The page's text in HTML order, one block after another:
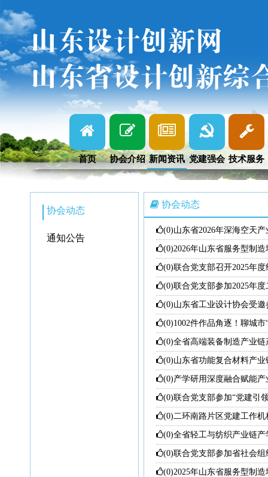
山东设计创新网
山东省设计创新综
首页 协会介绍 新闻资讯 党建强会 技术服务
协会动态
通知公告
协会动态
(0)山东省2026年深海空天
(0)2026年山东省服务型制
(0)联合党支部召开2025年
(0)联合党支部参加2025年
(0)山东省工业设计协会受
(0)1002件作品角逐！聊城
(0)全省高端装备制造产业
(0)山东省功能复合材料产
(0)产学研用深度融合赋能
(0)联合党支部参加“党建引
(0)二环南路片区党建工作
(0)全省轻工与纺织产业链
(0)联合党支部参加省社会
(0)2025年山东省服务型制